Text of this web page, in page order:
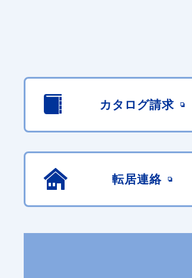
カタログ請求
転居連絡